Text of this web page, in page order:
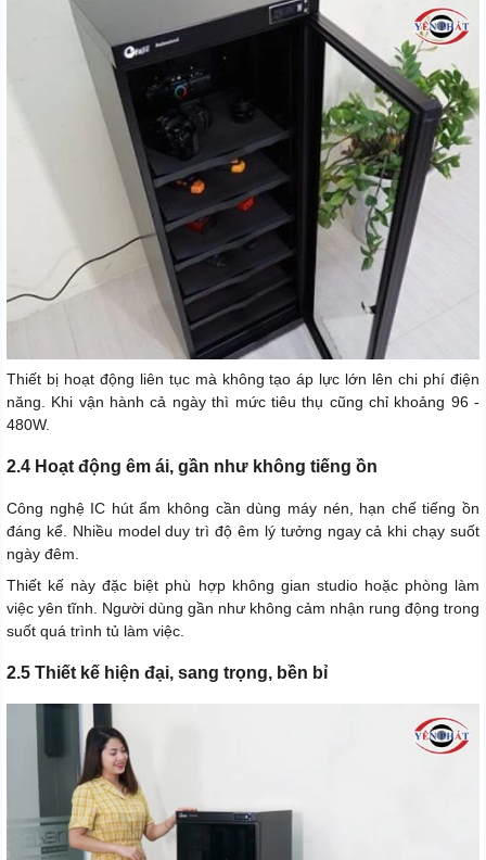
Thiết bị hoạt động liên tục mà không tạo áp lực lớn lên chi phí điện
năng. Khi vận hành cả ngày thì mức tiêu thụ cũng chỉ khoảng 96 -
480W.
2.4 Hoạt động êm ái, gần như không tiếng ồn
Công nghệ IC hút ẩm không cần dùng máy nén, hạn chế tiếng ồn
đáng kể. Nhiều model duy trì độ êm lý tưởng ngay cả khi chạy suốt
ngày đêm.
Thiết kế này đặc biệt phù hợp không gian studio hoặc phòng làm
việc yên tĩnh. Người dùng gần như không cảm nhận rung động trong
suốt quá trình tủ làm việc.
2.5 Thiết kế hiện đại, sang trọng, bền bỉ